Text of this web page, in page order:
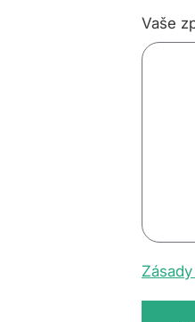
Vaše